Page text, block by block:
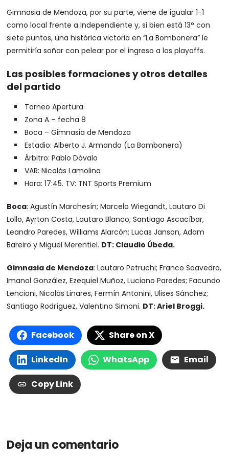
Gimnasia de Mendoza, por su parte, viene de igualar 1-1
como local frente a Independiente y, si bien está 13° con
siete puntos, una histórica victoria en “La Bombonera” le
permitiría soñar con pelear por el ingreso a los playoffs.
Las posibles formaciones y otros detalles
del partido
Torneo Apertura
Zona A – fecha 8
Boca – Gimnasia de Mendoza
Estadio: Alberto J. Armando (La Bombonera)
Árbitro: Pablo Dóvalo
VAR: Nicolás Lamolina
Hora: 17:45. TV: TNT Sports Premium
Boca: Agustín Marchesín; Marcelo Wiegandt, Lautaro Di
Lollo, Ayrton Costa, Lautaro Blanco; Santiago Ascacíbar,
Leandro Paredes, Williams Alarcón; Lucas Janson, Adam
Bareiro y Miguel Merentiel. DT: Claudio Úbeda.
Gimnasia de Mendoza: Lautaro Petruchi; Franco Saavedra,
Imanol González, Ezequiel Muñoz, Luciano Paredes; Facundo
Lencioni, Nicolás Linares, Fermín Antonini, Ulises Sánchez;
Santiago Rodríguez, Valentino Simoni. DT: Ariel Broggi.
Facebook Share on X
LinkedIn WhatsApp Email
Copy Link
Deja un comentario